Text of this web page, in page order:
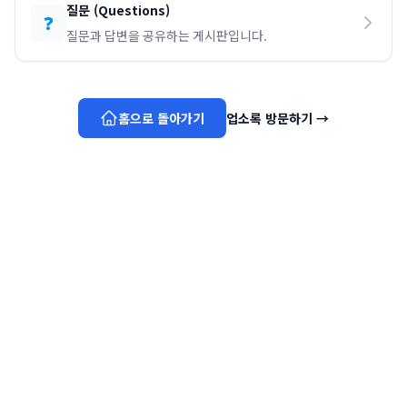
❓ 질문 (Questions)
질문과 답변을 공유하는 게시판입니다.
홈으로 돌아가기 업소록 방문하기 →